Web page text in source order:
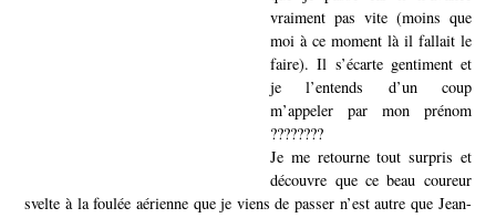
vraiment pas vite (moins que
moi à ce moment là il fallait le
faire). Il s’écarte gentiment et
je l’entends d’un coup
m’appeler par mon prénom
????????
Je me retourne tout surpris et
découvre que ce beau coureur
svelte à la foulée aérienne que je viens de passer n’est autre que Jean-